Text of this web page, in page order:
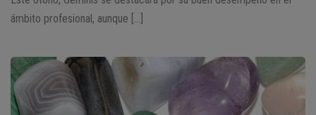
ámbito profesional, aunque […]